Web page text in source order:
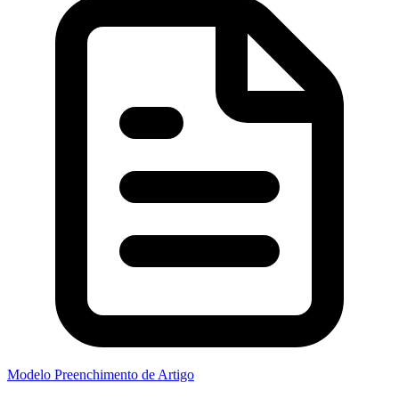
Modelo Preenchimento de Artigo